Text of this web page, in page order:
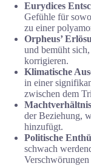
Eurydices
Gefühle für
zu einer
Orpheus’
und bemüht
korrigieren.
Klimatische
in einer
zwischen dem
der Beziehung,
hinzufügt.
Politische
schwach